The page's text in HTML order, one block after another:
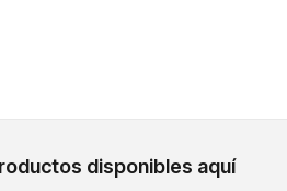
disponibles aquí